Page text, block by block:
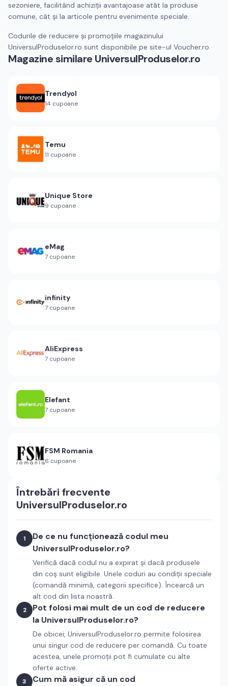
sezoniere, facilitând achiziții avantajoase atât la produse
comune, cât și la articole pentru evenimente speciale.
Codurile de reducere și promoțiile magazinului
UniversulProduselor.ro sunt disponibile pe site-ul Voucher.ro.
Magazine similare UniversulProduselor.ro
Trendyol
14 cupoane
Temu
11 cupoane
Unique Store
9 cupoane
eMag
7 cupoane
infinity
7 cupoane
AliExpress
7 cupoane
Elefant
7 cupoane
FSM Romania
6 cupoane
Întrebări frecvente
UniversulProduselor.ro
1
De ce nu funcționează codul meu
UniversulProduselor.ro?
Verifică dacă codul nu a expirat și dacă produsele
din coș sunt eligibile. Unele coduri au condiții speciale
(comandă minimă, categorii specifice). Încearcă un
alt cod din lista noastră.
2
Pot folosi mai mult de un cod de reducere
la UniversulProduselor.ro?
De obicei, UniversulProduselor.ro permite folosirea
unui singur cod de reducere per comandă. Cu toate
acestea, unele promoții pot fi cumulate cu alte
oferte active.
3 Cum mă asigur că un cod